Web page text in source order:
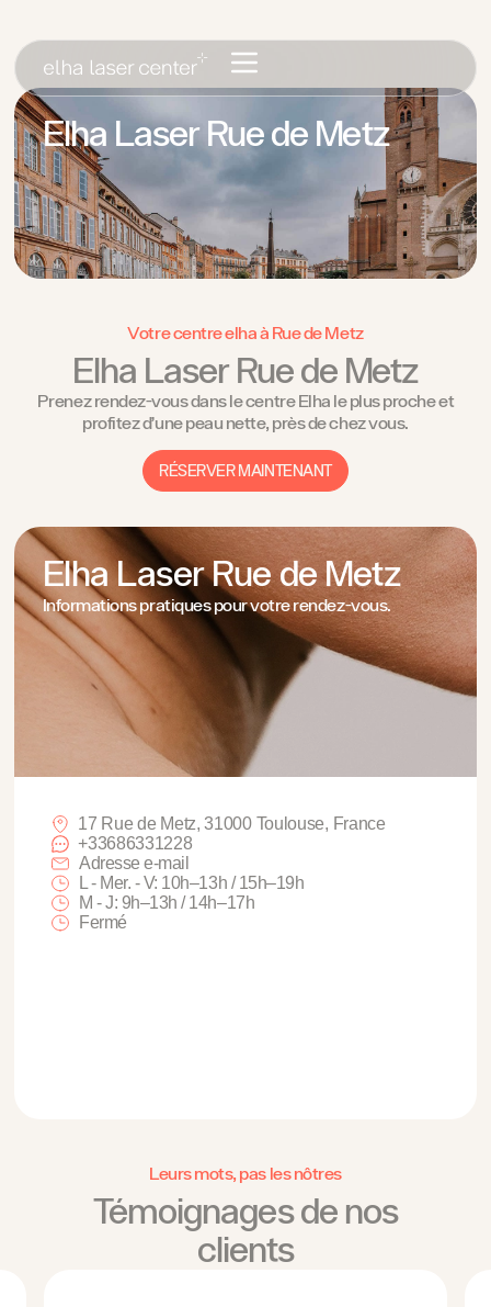
Elha Laser Rue de Metz
Votre centre elha à Rue de Metz
Elha Laser Rue de Metz
Prenez rendez-vous dans le centre Elha le plus proche et
profitez d’une peau nette, près de chez vous.
RÉSERVER MAINTENANT
Elha Laser Rue de Metz
Informations pratiques pour votre rendez-vous.
17 Rue de Metz, 31000 Toulouse, France
+33686331228
Adresse e-mail
L - Mer. - V: 10h–13h / 15h–19h
M - J: 9h–13h / 14h–17h
Fermé
Leurs mots, pas les nôtres
Témoignages de nos
clients